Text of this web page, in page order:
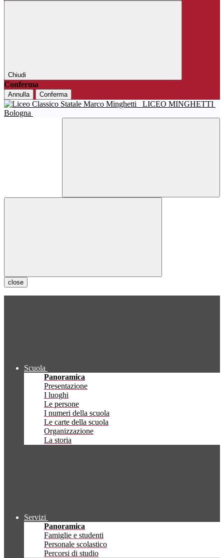
Chiudi
Conferma
Annulla Conferma
LICEO MINGHETTI
Bologna
close
Scuola
Panoramica
Presentazione
I luoghi
Le persone
I numeri della scuola
Le carte della scuola
Organizzazione
La storia
Servizi
Panoramica
Famiglie e studenti
Personale scolastico
Percorsi di studio